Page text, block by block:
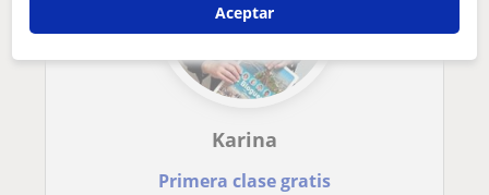
Karina
Primera clase gratis
Aceptar